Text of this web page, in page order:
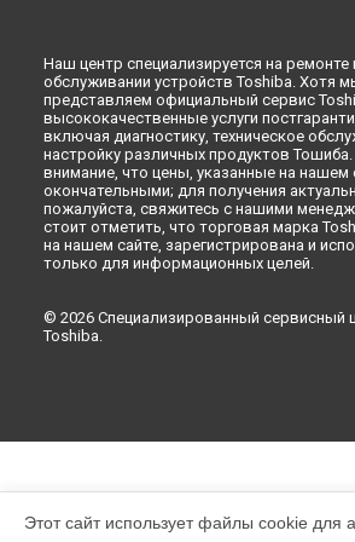
Наш центр специализируется на ремонте
обслуживании устройств Toshiba. Хотя
представляем официальный сервис
высококачественные услуги
включая диагностику, техническое
настройку различных продуктов
внимание, что цены, указанные на нашем
окончательными; для получения
пожалуйста, свяжитесь с нашими
стоит отметить, что торговая марка
на нашем сайте, зарегистрирована и
только для информационных целей.
© 2026 Специализированный сервисный
Toshiba.
Этот сайт использует файлы cookie для